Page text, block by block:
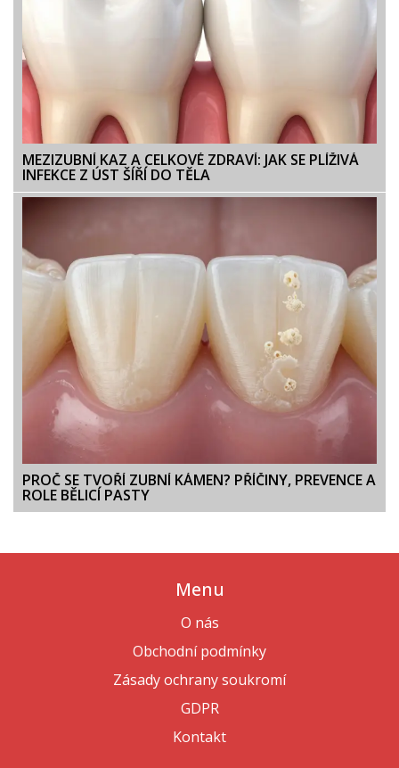
MEZIZUBNÍ KAZ A CELKOVÉ ZDRAVÍ: JAK SE PLÍŽIVÁ
INFEKCE Z ÚST ŠÍŘÍ DO TĚLA
PROČ SE TVOŘÍ ZUBNÍ KÁMEN? PŘÍČINY, PREVENCE A
ROLE BĚLICÍ PASTY
Menu
O nás
Obchodní podmínky
Zásady ochrany soukromí
GDPR
Kontakt